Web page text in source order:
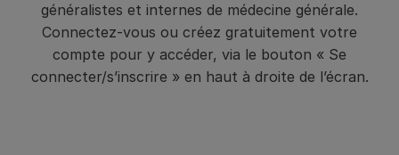
généralistes et internes de médecine générale.
Connectez-vous ou créez gratuitement votre
compte pour y accéder, via le bouton « Se
connecter/s’inscrire » en haut à droite de l’écran.